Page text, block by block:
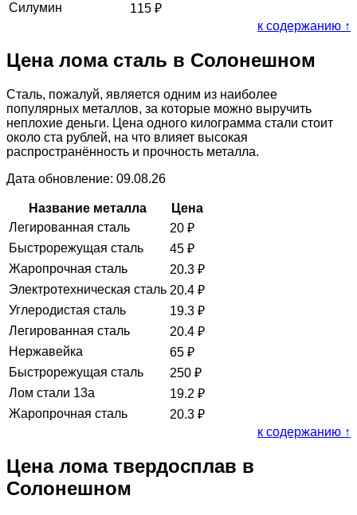
Силумин
115 ₽
к содержанию ↑
Цена лома сталь в Солонешном
Сталь, пожалуй, является одним из наиболее
популярных металлов, за которые можно выручить
неплохие деньги. Цена одного килограмма стали стоит
около ста рублей, на что влияет высокая
распространённость и прочность металла.
Дата обновление: 09.08.26
Название металла
Цена
Легированная сталь
20 ₽
Быстрорежущая сталь
45 ₽
Жаропрочная сталь
20.3 ₽
Электротехническая сталь 20.4 ₽
Углеродистая сталь
19.3 ₽
Легированная сталь
20.4 ₽
Нержавейка
65 ₽
Быстрорежущая сталь
250 ₽
Лом стали 13а
19.2 ₽
Жаропрочная сталь
20.3 ₽
к содержанию ↑
Цена лома твердосплав в
Солонешном